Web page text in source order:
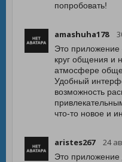
попробовать!
amashuha178
Это приложение
круг общения и
атмосфере
Удобный
возможность
что-то новое и
aristes267 24
Это приложение